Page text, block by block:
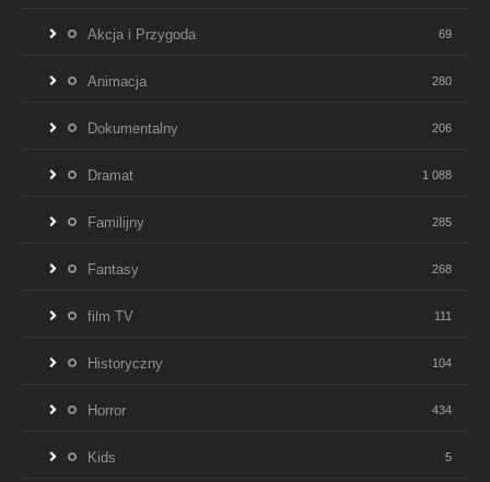
Akcja i Przygoda 69
Animacja 280
Dokumentalny 206
Dramat 1 088
Familijny 285
Fantasy 268
film TV 111
Historyczny 104
Horror 434
Kids 5